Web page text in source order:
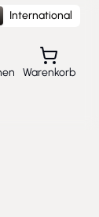
International
Warenkorb